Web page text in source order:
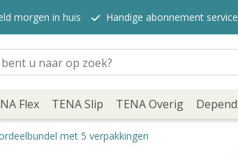
morgen in huis Handige abonnement service
Flex TENA Slip TENA Overig Depend
met 5 verpakkingen